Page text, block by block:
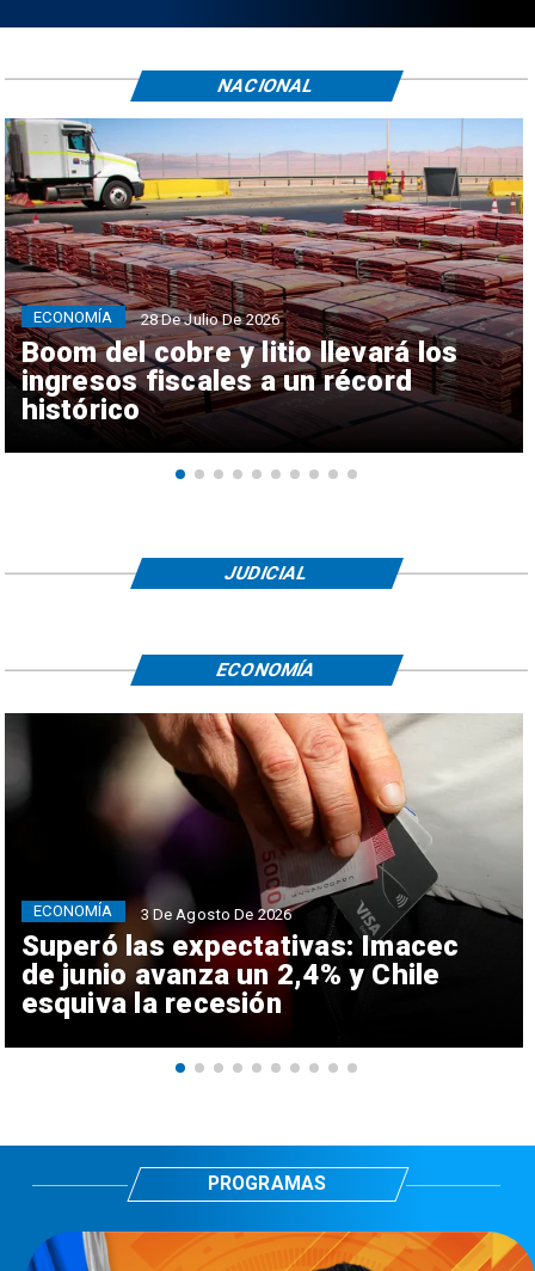
Boom del cobre y litio llevará los
ingresos fiscales a un récord
histórico
ECONOMÍA 28 De Julio De 2026
NACIONAL
JUDICIAL
Superó las expectativas: Imacec
de junio avanza un 2,4% y Chile
esquiva la recesión
ECONOMÍA 3 De Agosto De 2026
ECONOMÍA
PROGRAMAS